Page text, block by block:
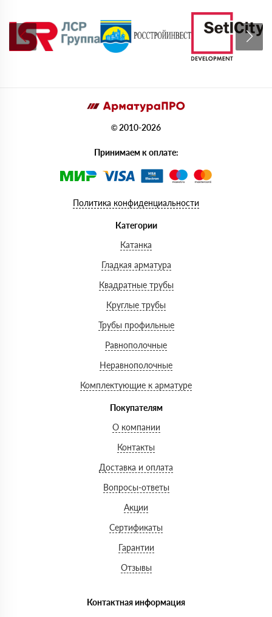
© 2010-2026
Принимаем к оплате:
Политика конфиденциальности
Категории
Катанка
Гладкая арматура
Квадратные трубы
Круглые трубы
Трубы профильные
Равнополочные
Неравнополочные
Комплектующие к арматуре
Покупателям
О компании
Контакты
Доставка и оплата
Вопросы-ответы
Акции
Сертификаты
Гарантии
Отзывы
Контактная информация